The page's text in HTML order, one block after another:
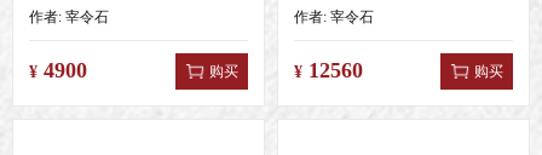
作者: 宰令石
¥ 4900 购买
作者: 宰令石
¥ 12560 购买